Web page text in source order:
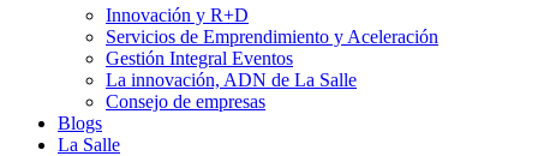
Innovación y R+D
Servicios de Emprendimiento y Aceleración
Gestión Integral Eventos
La innovación, ADN de La Salle
Consejo de empresas
Blogs
La Salle